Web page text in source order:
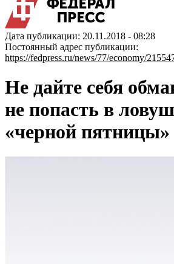
Дата публикации: 20.11.2018 - 08:28
Постоянный адрес публикации:
https://fedpress.ru/news/77/economy/
Не дайте себя
не попасть в
«черной пятницы»